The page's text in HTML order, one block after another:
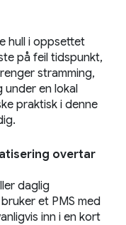
hull i oppsettet
på feil tidspunkt,
stramming,
under en lokal
praktisk i denne
overtar
daglig
et PMS med
inn i en kort